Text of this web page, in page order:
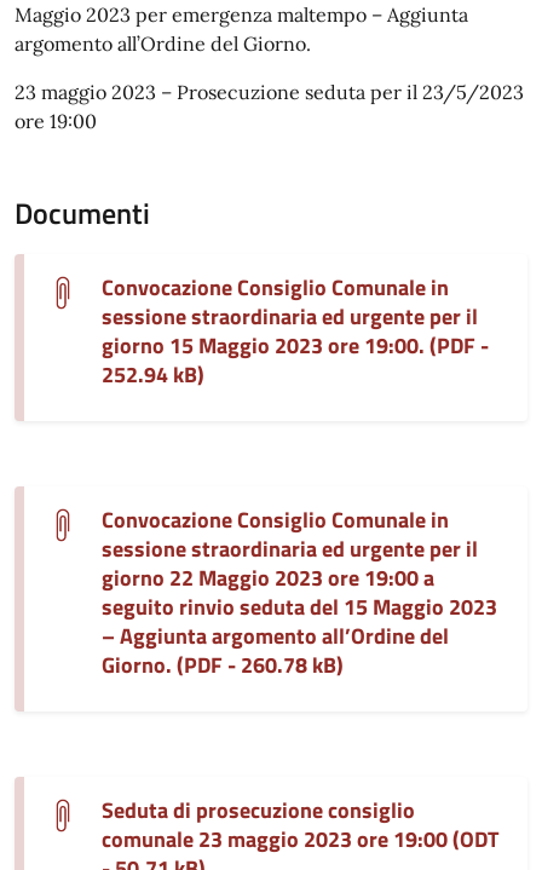
Maggio 2023 per emergenza maltempo – Aggiunta
argomento all’Ordine del Giorno.
23 maggio 2023 – Prosecuzione seduta per il 23/5/2023
ore 19:00
Documenti
Convocazione Consiglio Comunale in
sessione straordinaria ed urgente per il
giorno 15 Maggio 2023 ore 19:00. (PDF -
252.94 kB)
Convocazione Consiglio Comunale in
sessione straordinaria ed urgente per il
giorno 22 Maggio 2023 ore 19:00 a
seguito rinvio seduta del 15 Maggio 2023
– Aggiunta argomento all’Ordine del
Giorno. (PDF - 260.78 kB)
Seduta di prosecuzione consiglio
comunale 23 maggio 2023 ore 19:00 (ODT